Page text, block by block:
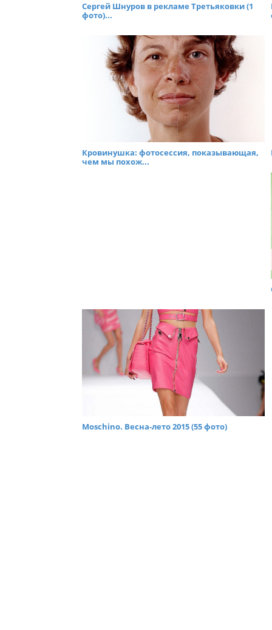
Сергей Шнуров в рекламе Третьяковки (1
фото)...
Кровинушка: фотосессия, показывающая,
чем мы похож...
Moschino. Весна-лето 2015 (55 фото)